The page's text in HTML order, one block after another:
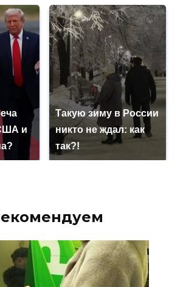
и
Такую зиму в России
никто не ждал: как
так?!